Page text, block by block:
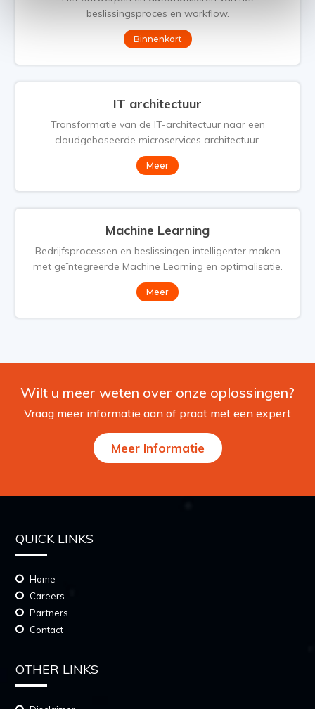
beslissingsproces en workflow.
Binnenkort
IT architectuur
Transformatie van de IT-architectuur naar een
cloudgebaseerde microservices architectuur.
Meer
Machine Learning
Bedrijfsprocessen en beslissingen intelligenter maken
met geïntegreerde Machine Learning en optimalisatie.
Meer
Wilt u meer weten over onze oplossingen?
Vraag meer informatie aan of praat met een expert
Meer Informatie
QUICK LINKS
Home
Careers
Partners
Contact
OTHER LINKS